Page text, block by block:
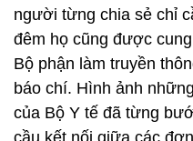
người từng chia sẻ chỉ
đêm họ cũng được
Bộ phận làm truyền
báo chí. Hình ảnh
của Bộ Y tế đã từng
cầu kết nối giữa các